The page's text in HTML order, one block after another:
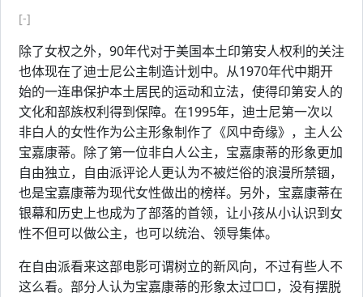
[-]
除了女权之外，90年代对于美国本土印第安人权利的关注
也体现在了迪士尼公主制造计划中。从1970年代中期开
始的一连串保护本土居民的运动和立法，使得印第安人的
文化和部族权利得到保障。在1995年，迪士尼第一次以
非白人的女性作为公主形象制作了《风中奇缘》，主人公
宝嘉康蒂。除了第一位非白人公主，宝嘉康蒂的形象更加
自由独立，自由派评论人更认为不被烂俗的浪漫所禁锢，
也是宝嘉康蒂为现代女性做出的榜样。另外，宝嘉康蒂在
银幕和历史上也成为了部落的首领，让小孩从小认识到女
性不但可以做公主，也可以统治、领导集体。
在自由派看来这部电影可谓树立的新风向，不过有些人不
这么看。部分人认为宝嘉康蒂的形象太过□□，没有摆脱